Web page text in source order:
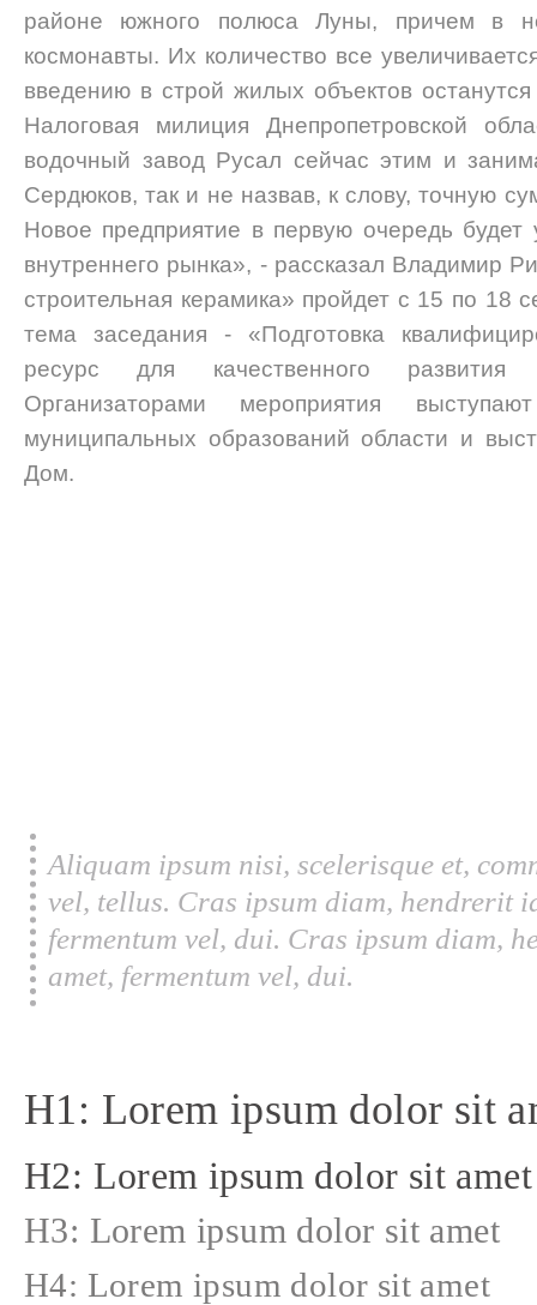
районе южного полюса Луны, причем в
космонавты. Их количество все
введению в строй жилых объектов
Налоговая милиция Днепропетровской
водочный завод Русал сейчас этим и
Сердюков, так и не назвав, к слову, точную
Новое предприятие в первую очередь будет
внутреннего рынка», - рассказал Владимир
строительная керамика» пройдет с 15 по 18
тема заседания - «Подготовка
ресурс для качественного развития
Организаторами мероприятия
муниципальных образований области и
Дом.
Aliquam ipsum nisi, scelerisque et,
vel, tellus. Cras ipsum diam, hendrerit
fermentum vel, dui. Cras ipsum diam,
amet, fermentum vel, dui.
H1: Lorem ipsum dolor sit
H2: Lorem ipsum dolor sit amet
H3: Lorem ipsum dolor sit amet
H4: Lorem ipsum dolor sit amet